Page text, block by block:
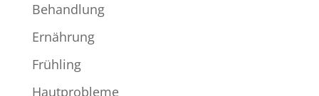
Behandlung
Ernährung
Frühling
Hautprobleme